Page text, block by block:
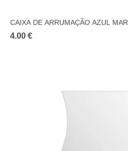
CAIXA DE ARRUMAÇÃO AZUL
4.00 €